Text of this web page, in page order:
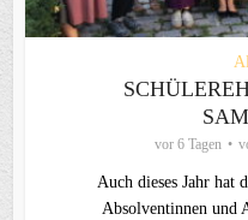
vor 6 Tagen
Auch dieses Jahr hat
Absolventinnen und